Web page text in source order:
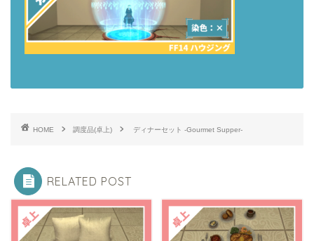
HOME 調度品(卓上) ディナーセット -Gourmet Supper-
RELATED POST